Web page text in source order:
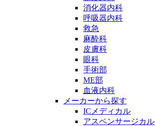
消化器内科
呼吸器内科
救急
麻酔科
皮膚科
眼科
手術部
ME部
血液内科
メーカーから探す
ICメディカル
アスペンサージカル